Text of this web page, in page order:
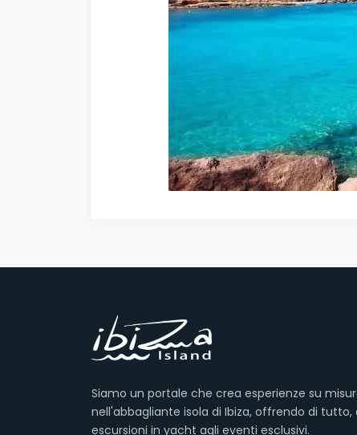
Siamo un portale che crea esperienze su
nell'abbagliante isola di Ibiza, offrendo di tutto,
escursioni in yacht agli eventi esclusivi.